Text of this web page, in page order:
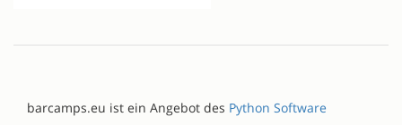
barcamps.eu ist ein Angebot des Python Software